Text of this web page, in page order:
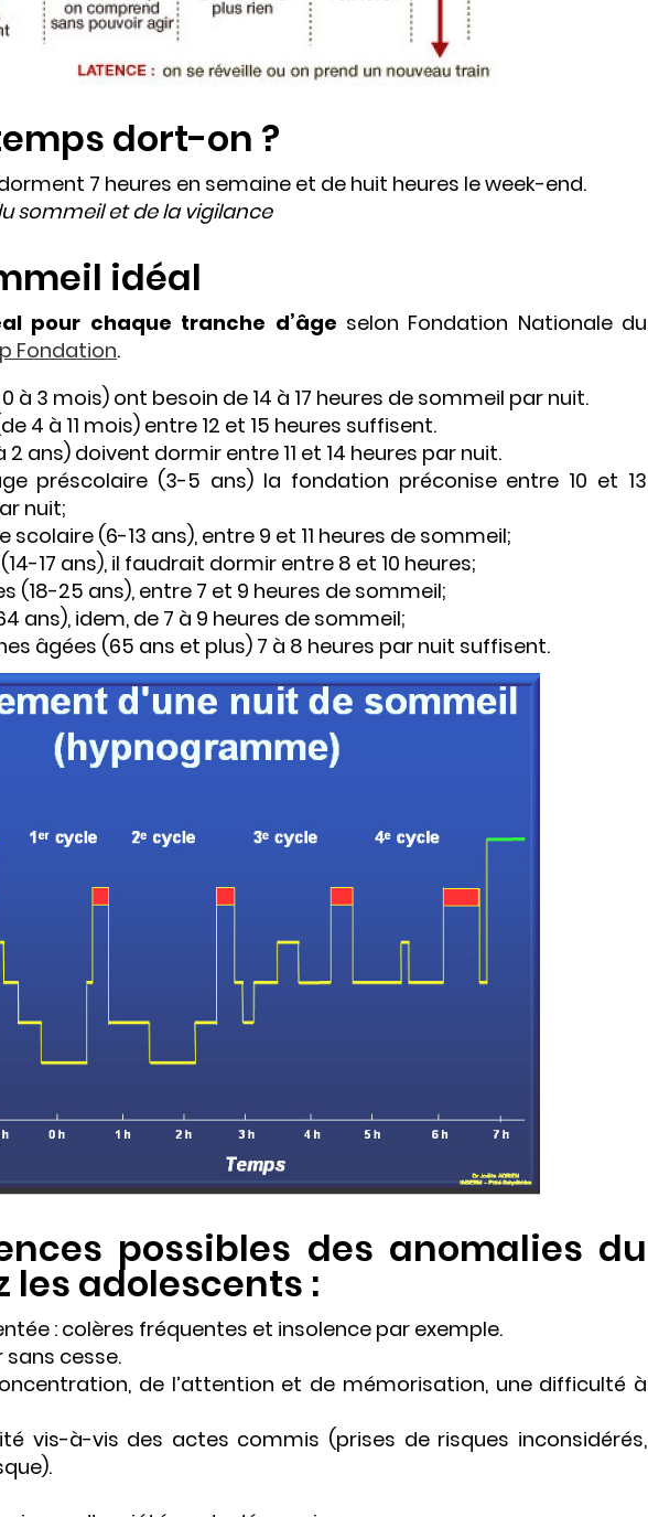
dort-on ?
7 heures en semaine et de huit heures le week-end.
sommeil et de la vigilance
idéal
pour chaque tranche d’âge selon Fondation Nationale du
Fondation.
à 3 mois) ont besoin de 14 à 17 heures de sommeil par nuit.
4 à 11 mois) entre 12 et 15 heures suffisent.
ans) doivent dormir entre 11 et 14 heures par nuit.
préscolaire (3-5 ans) la fondation préconise entre 10 et 13
nuit;
scolaire (6-13 ans), entre 9 et 11 heures de sommeil;
17 ans), il faudrait dormir entre 8 et 10 heures;
(18-25 ans), entre 7 et 9 heures de sommeil;
ans), idem, de 7 à 9 heures de sommeil;
âgées (65 ans et plus) 7 à 8 heures par nuit suffisent.
possibles des anomalies du
les adolescents :
: colères fréquentes et insolence par exemple.
sans cesse.
de l’attention et de mémorisation, une difficulté à
vis-à-vis des actes commis (prises de risques inconsidérés,